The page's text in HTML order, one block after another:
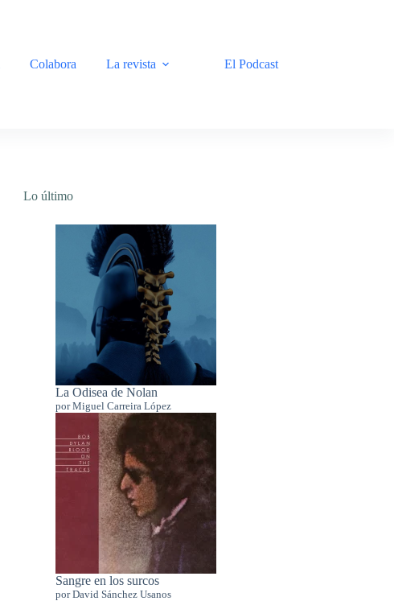
Colabora La revista El Podcast
Lo último
La Odisea de Nolan
por Miguel Carreira López
Sangre en los surcos
por David Sánchez Usanos